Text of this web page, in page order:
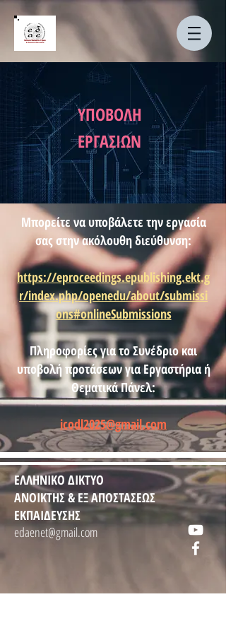
ΥΠΟΒΟΛΗ
ΕΡΓΑΣΙΩΝ
​Μπορείτε να υποβάλετε την εργασία
σας στην ακόλουθη διεύθυνση:
https://eproceedings.epublishing.ekt.g
r/index.php/openedu/about/submissi
ons#onlineSubmissions
Πληροφορίες για το Συνέδριο και
υποβολή προτάσεων για Εργαστήρια ή
Θεματικά Πάνελ:
​​icodl2025@gmail.com
ΕΛΛΗΝΙΚΟ ΔΙΚΤΥΟ
ΑΝΟΙΚΤΗΣ&ΕΞ ΑΠΟΣΤΑΣΕΩΣ
ΕΚΠΑΙΔΕΥΣΗΣ
edaenet@gmail.com